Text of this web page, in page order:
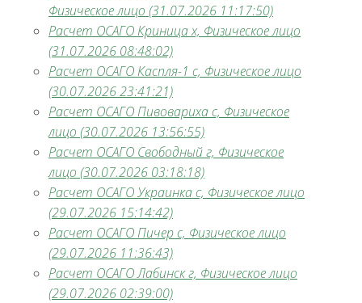
Физическое лицо (31.07.2026 11:17:50)
Расчет ОСАГО Криница х, Физическое лицо
(31.07.2026 08:48:02)
Расчет ОСАГО Каспля-1 с, Физическое лицо
(30.07.2026 23:41:21)
Расчет ОСАГО Пивовариха с, Физическое
лицо (30.07.2026 13:56:55)
Расчет ОСАГО Свободный г, Физическое
лицо (30.07.2026 03:18:18)
Расчет ОСАГО Украинка с, Физическое лицо
(29.07.2026 15:14:42)
Расчет ОСАГО Пичер с, Физическое лицо
(29.07.2026 11:36:43)
Расчет ОСАГО Лабинск г, Физическое лицо
(29.07.2026 02:39:00)